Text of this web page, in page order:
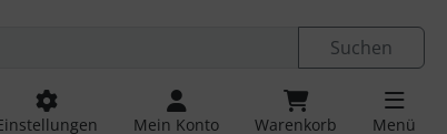
Springe zu den allgemeinen Informationen
Suchen
Mein Konto Warenkorb Menü